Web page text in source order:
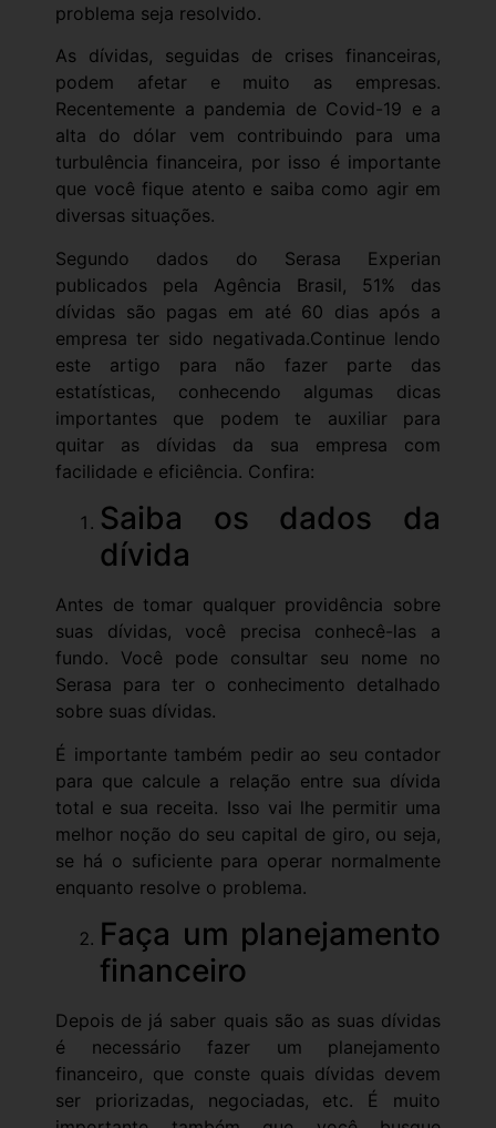
problema seja resolvido.
As dívidas, seguidas de crises financeiras,
podem afetar e muito as empresas.
Recentemente a pandemia de Covid-19 e a
alta do dólar vem contribuindo para uma
turbulência financeira, por isso é importante
que você fique atento e saiba como agir em
diversas situações.
Segundo dados do Serasa Experian
publicados pela Agência Brasil, 51% das
dívidas são pagas em até 60 dias após a
empresa ter sido negativada.Continue lendo
este artigo para não fazer parte das
estatísticas, conhecendo algumas dicas
importantes que podem te auxiliar para
quitar as dívidas da sua empresa com
facilidade e eficiência. Confira:
Saiba os dados da
dívida
Antes de tomar qualquer providência sobre
suas dívidas, você precisa conhecê-las a
fundo. Você pode consultar seu nome no
Serasa para ter o conhecimento detalhado
sobre suas dívidas.
É importante também pedir ao seu contador
para que calcule a relação entre sua dívida
total e sua receita. Isso vai lhe permitir uma
melhor noção do seu capital de giro, ou seja,
se há o suficiente para operar normalmente
enquanto resolve o problema.
Faça um planejamento
financeiro
Depois de já saber quais são as suas dívidas
é necessário fazer um planejamento
financeiro, que conste quais dívidas devem
ser priorizadas, negociadas, etc. É muito